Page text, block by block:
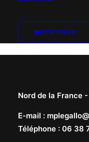
BOUTIQUE
Nord de la France -
E-mail :
Téléphone : 06 38